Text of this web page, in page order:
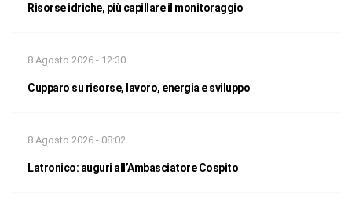
Risorse idriche, più capillare il monitoraggio
8 Agosto 2026 - 12:30
Cupparo su risorse, lavoro, energia e sviluppo
8 Agosto 2026 - 08:02
Latronico: auguri all’Ambasciatore Cospito